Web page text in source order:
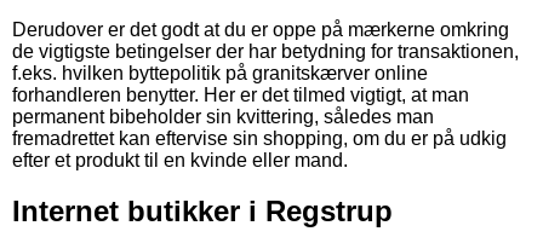
Derudover er det godt at du er oppe på mærkerne omkring
de vigtigste betingelser der har betydning for transaktionen,
f.eks. hvilken byttepolitik på granitskærver online
forhandleren benytter. Her er det tilmed vigtigt, at man
permanent bibeholder sin kvittering, således man
fremadrettet kan eftervise sin shopping, om du er på udkig
efter et produkt til en kvinde eller mand.
Internet butikker i Regstrup